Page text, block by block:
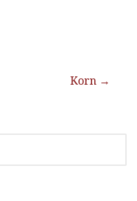
Korn →